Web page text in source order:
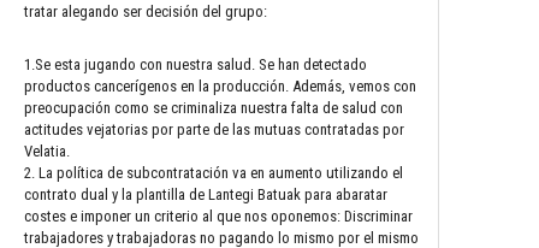
tratar alegando ser decisión del grupo:
1.Se esta jugando con nuestra salud. Se han detectado
productos cancerígenos en la producción. Además, vemos con
preocupación como se criminaliza nuestra falta de salud con
actitudes vejatorias por parte de las mutuas contratadas por
Velatia.
2. La política de subcontratación va en aumento utilizando el
contrato dual y la plantilla de Lantegi Batuak para abaratar
costes e imponer un criterio al que nos oponemos: Discriminar
trabajadores y trabajadoras no pagando lo mismo por el mismo